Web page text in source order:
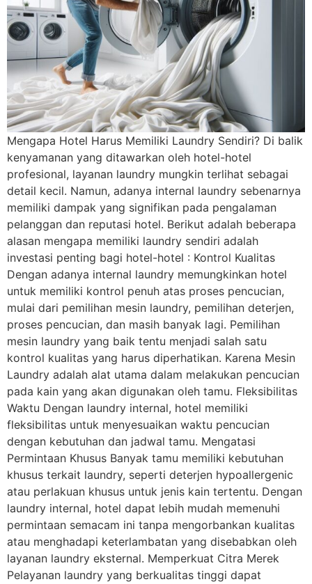
Mengapa Hotel Harus Memiliki Laundry Sendiri? Di balik
kenyamanan yang ditawarkan oleh hotel-hotel
profesional, layanan laundry mungkin terlihat sebagai
detail kecil. Namun, adanya internal laundry sebenarnya
memiliki dampak yang signifikan pada pengalaman
pelanggan dan reputasi hotel. Berikut adalah beberapa
alasan mengapa memiliki laundry sendiri adalah
investasi penting bagi hotel-hotel : Kontrol Kualitas
Dengan adanya internal laundry memungkinkan hotel
untuk memiliki kontrol penuh atas proses pencucian,
mulai dari pemilihan mesin laundry, pemilihan deterjen,
proses pencucian, dan masih banyak lagi. Pemilihan
mesin laundry yang baik tentu menjadi salah satu
kontrol kualitas yang harus diperhatikan. Karena Mesin
Laundry adalah alat utama dalam melakukan pencucian
pada kain yang akan digunakan oleh tamu. Fleksibilitas
Waktu Dengan laundry internal, hotel memiliki
fleksibilitas untuk menyesuaikan waktu pencucian
dengan kebutuhan dan jadwal tamu. Mengatasi
Permintaan Khusus Banyak tamu memiliki kebutuhan
khusus terkait laundry, seperti deterjen hypoallergenic
atau perlakuan khusus untuk jenis kain tertentu. Dengan
laundry internal, hotel dapat lebih mudah memenuhi
permintaan semacam ini tanpa mengorbankan kualitas
atau menghadapi keterlambatan yang disebabkan oleh
layanan laundry eksternal. Memperkuat Citra Merek
Pelayanan laundry yang berkualitas tinggi dapat